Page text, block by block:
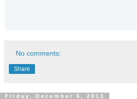
No comments:
Share
Friday, December 6, 2013